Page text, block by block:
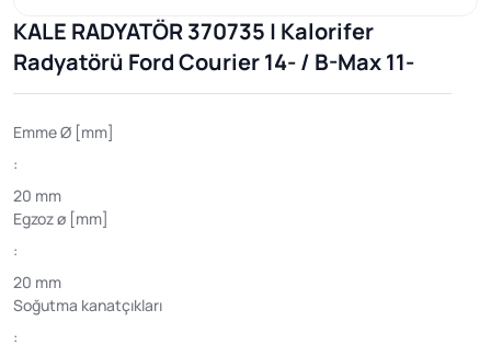
KALE RADYATÖR 370735 | Kalorifer
Radyatörü Ford Courier 14- / B-Max 11-
Emme Ø [mm]
:
20 mm
Egzoz ø [mm]
:
20 mm
Soğutma kanatçıkları
: